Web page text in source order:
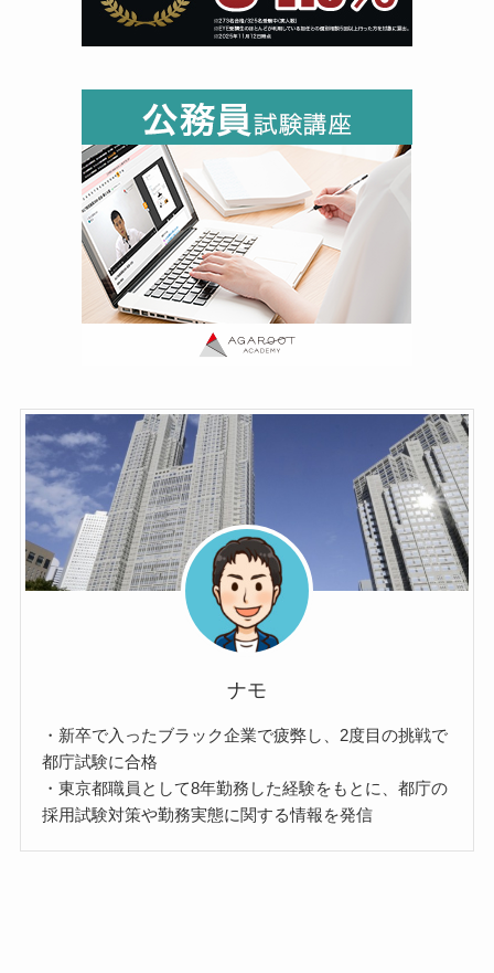
ナモ
・新卒で入ったブラック企業で疲弊し、2度目の挑戦で
都庁試験に合格
・東京都職員として8年勤務した経験をもとに、都庁の
採用試験対策や勤務実態に関する情報を発信